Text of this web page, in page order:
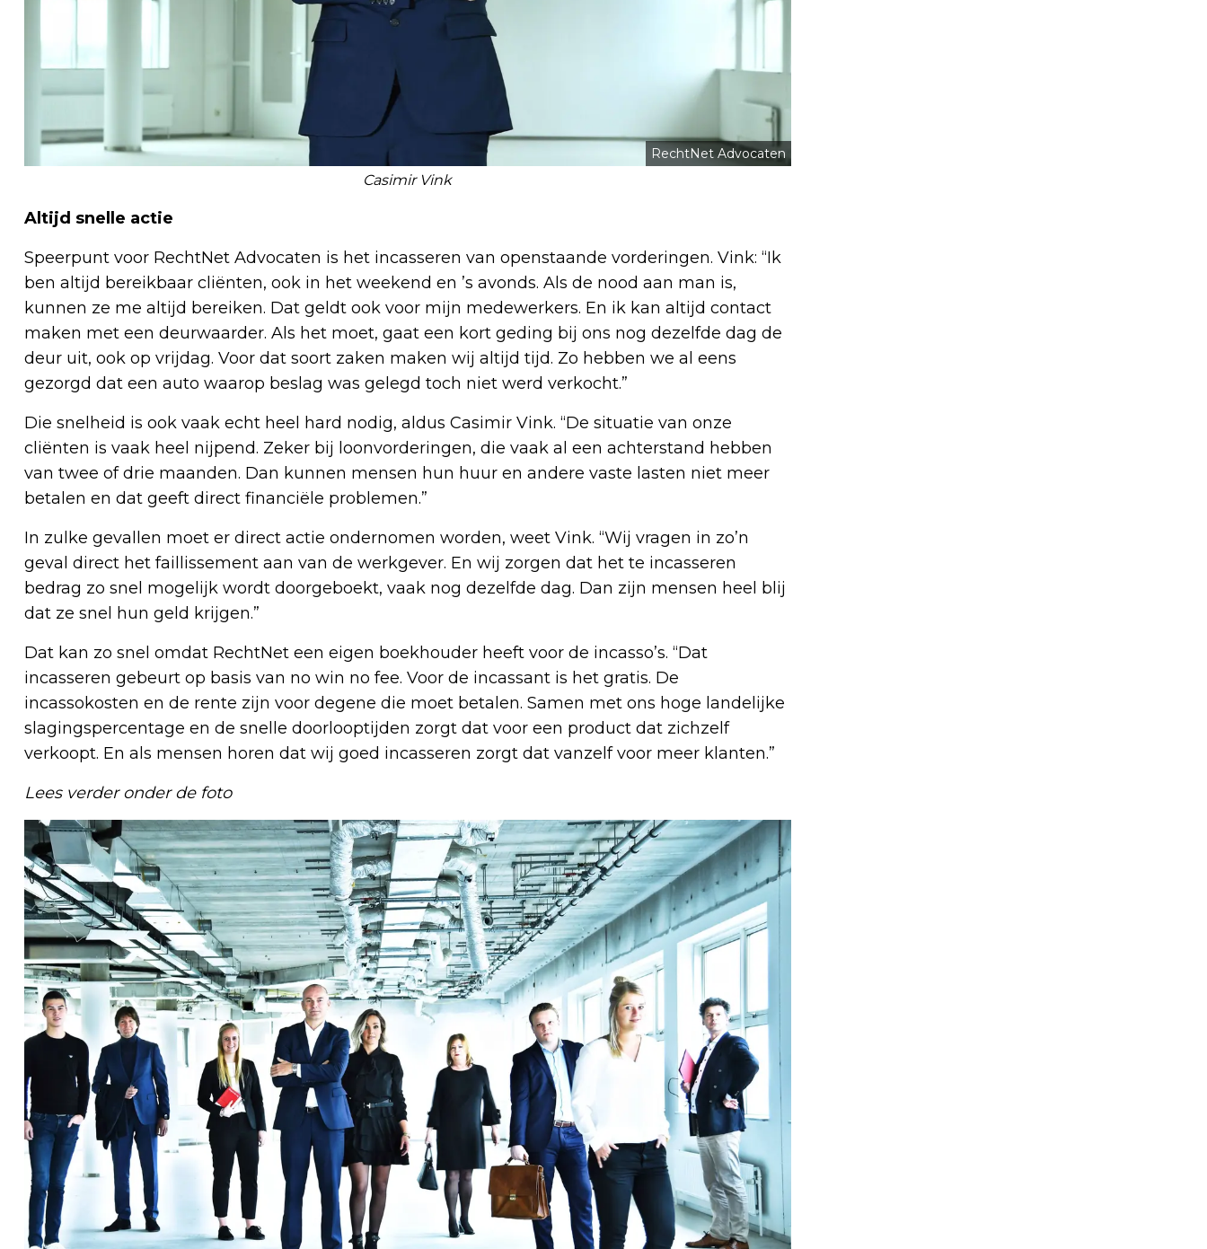
RechtNet Advocaten
Casimir Vink
Altijd snelle actie
Speerpunt voor RechtNet Advocaten is het incasseren van openstaande vorderingen. Vink: “Ik
ben altijd bereikbaar cliënten, ook in het weekend en ’s avonds. Als de nood aan man is,
kunnen ze me altijd bereiken. Dat geldt ook voor mijn medewerkers. En ik kan altijd contact
maken met een deurwaarder. Als het moet, gaat een kort geding bij ons nog dezelfde dag de
deur uit, ook op vrijdag. Voor dat soort zaken maken wij altijd tijd. Zo hebben we al eens
gezorgd dat een auto waarop beslag was gelegd toch niet werd verkocht.”
Die snelheid is ook vaak echt heel hard nodig, aldus Casimir Vink. “De situatie van onze
cliënten is vaak heel nijpend. Zeker bij loonvorderingen, die vaak al een achterstand hebben
van twee of drie maanden. Dan kunnen mensen hun huur en andere vaste lasten niet meer
betalen en dat geeft direct financiële problemen.”
In zulke gevallen moet er direct actie ondernomen worden, weet Vink. “Wij vragen in zo’n
geval direct het faillissement aan van de werkgever. En wij zorgen dat het te incasseren
bedrag zo snel mogelijk wordt doorgeboekt, vaak nog dezelfde dag. Dan zijn mensen heel blij
dat ze snel hun geld krijgen.”
Dat kan zo snel omdat RechtNet een eigen boekhouder heeft voor de incasso’s. “Dat
incasseren gebeurt op basis van no win no fee. Voor de incassant is het gratis. De
incassokosten en de rente zijn voor degene die moet betalen. Samen met ons hoge landelijke
slagingspercentage en de snelle doorlooptijden zorgt dat voor een product dat zichzelf
verkoopt. En als mensen horen dat wij goed incasseren zorgt dat vanzelf voor meer klanten.”
Lees verder onder de foto